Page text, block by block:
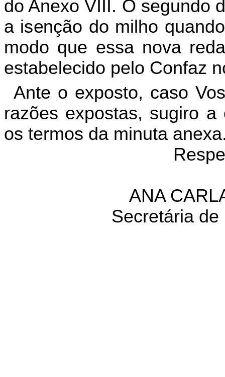
do Anexo VIII. O segundo
a isenção do milho
modo que essa nova
estabelecido pelo Confaz
Ante o exposto, caso
razões expostas, sugiro
os termos da minuta
ANA
Secretária